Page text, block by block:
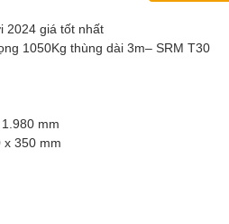
2024 giá tốt nhất
1050Kg thùng dài 3m– SRM T30
mm
x 350 mm